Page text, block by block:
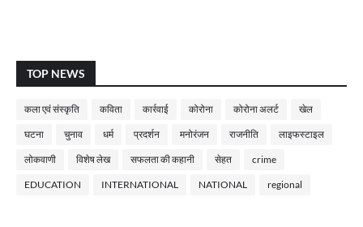
TOP NEWS
कला एवं संस्कृति कविता कार्रवाई कोरोना कोरोना अलर्ट खेल
घटना चुनाव धर्म प्रदर्शन मनोरंजन राजनीति लाइफस्टाइल
लोकवाणी विशेष लेख सफलता की कहानी सेहत crime
EDUCATION INTERNATIONAL NATIONAL regional